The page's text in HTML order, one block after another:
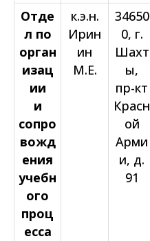
Отде
л по
орган
изац
ии
и
сопро
вожд
ения
учебн
ого
проц
есса
к.э.н.
Ирин
ин
М.Е.
34650
0, г.
Шахт
ы,
пр-кт
Красн
ой
Арми
и, д.
91